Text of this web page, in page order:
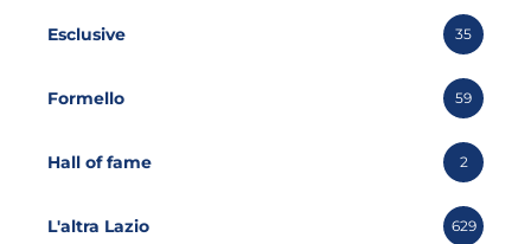
Esclusive 35
Formello 59
Hall of fame 2
L'altra Lazio 629